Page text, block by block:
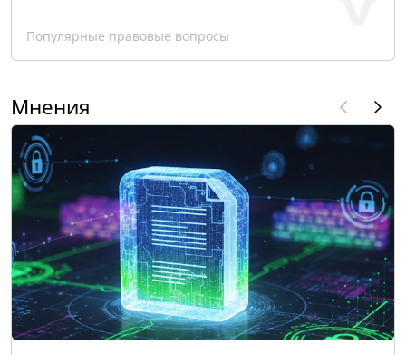
Популярные правовые вопросы
Мнения